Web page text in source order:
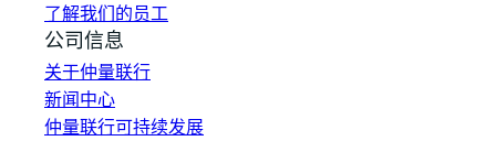
了解我们的员工
公司信息
关于仲量联行
新闻中心
仲量联行可持续发展